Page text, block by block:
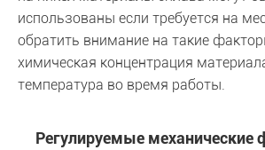
использованы если требуется на
обратить внимание на такие
химическая концентрация
температура во время работы.
Регулируемые механические